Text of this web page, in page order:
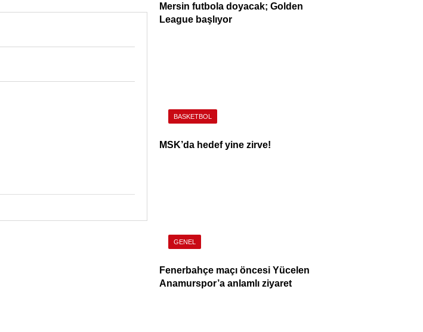
Mersin futbola doyacak; Golden
League başlıyor
BASKETBOL
MSK’da hedef yine zirve!
GENEL
Fenerbahçe maçı öncesi Yücelen
Anamurspor’a anlamlı ziyaret